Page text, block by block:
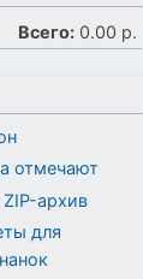
Всего: 0.00 р.
отмечают
ZIP-архив
для